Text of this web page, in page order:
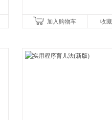
加入购物车 收藏